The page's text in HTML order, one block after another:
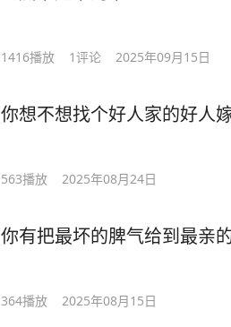
1416播放 1评论 2025年09月15日
你想不想找个好人家的好人
563播放 2025年08月24日
你有把最坏的脾气给到最亲
364播放 2025年08月15日